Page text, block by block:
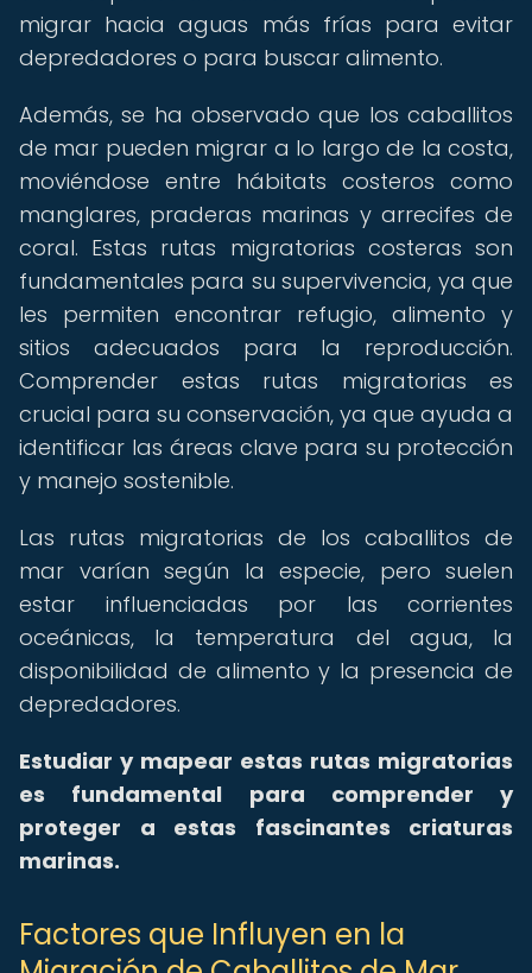
migrar hacia aguas más frías para evitar
depredadores o para buscar alimento.
Además, se ha observado que los caballitos
de mar pueden migrar a lo largo de la costa,
moviéndose entre hábitats costeros como
manglares, praderas marinas y arrecifes de
coral. Estas rutas migratorias costeras son
fundamentales para su supervivencia, ya que
les permiten encontrar refugio, alimento y
sitios adecuados para la reproducción.
Comprender estas rutas migratorias es
crucial para su conservación, ya que ayuda a
identificar las áreas clave para su protección
y manejo sostenible.
Las rutas migratorias de los caballitos de
mar varían según la especie, pero suelen
estar influenciadas por las corrientes
oceánicas, la temperatura del agua, la
disponibilidad de alimento y la presencia de
depredadores.
Estudiar y mapear estas rutas migratorias
es fundamental para comprender y
proteger a estas fascinantes criaturas
marinas.
Factores que Influyen en la